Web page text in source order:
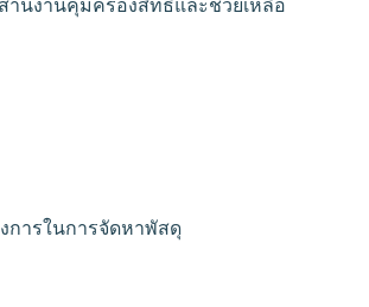
านงานคุ้มครองสิทธิและช่วยเหลือ
การในการจัดหาพัสดุ